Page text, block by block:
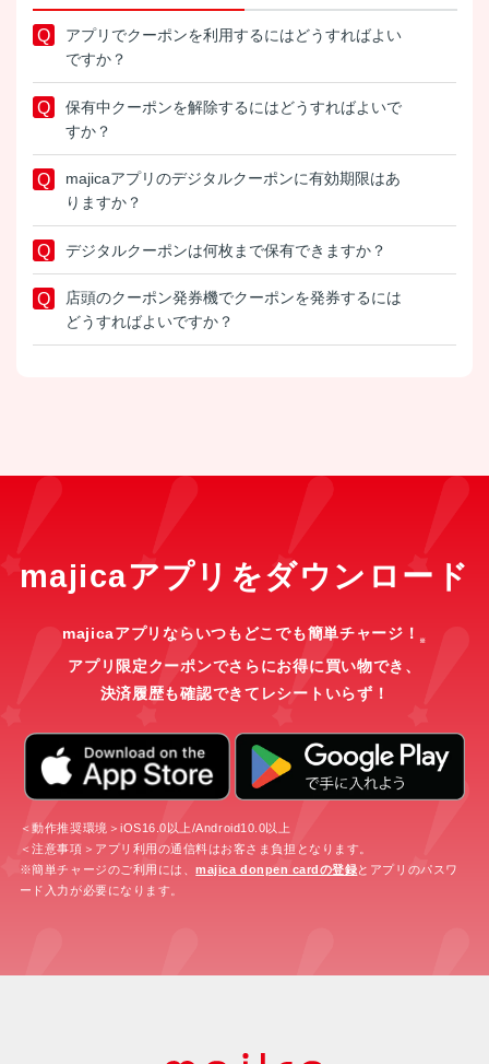
アプリでクーポンを利用するにはどうすればよい
ですか？
保有中クーポンを解除するにはどうすればよいで
すか？
majicaアプリのデジタルクーポンに有効期限はあ
りますか？
デジタルクーポンは何枚まで保有できますか？
店頭のクーポン発券機でクーポンを発券するには
どうすればよいですか？
majicaアプリをダウンロード
majicaアプリならいつもどこでも簡単チャージ！ ※
アプリ限定クーポンでさらにお得に買い物でき、
決済履歴も確認できてレシートいらず！
＜動作推奨環境＞iOS16.0以上/Android10.0以上
＜注意事項＞アプリ利用の通信料はお客さま負担となります。
※簡単チャージのご利用には、majica donpen cardの登録とアプリのパスワ
ード入力が必要になります。